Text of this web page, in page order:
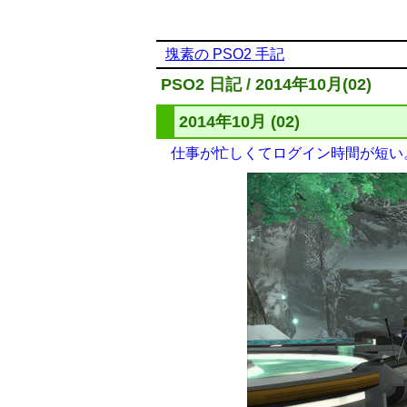
塊素の PSO2 手記
PSO2 日記 / 2014年10月(02)
2014年10月 (02)
仕事が忙しくてログイン時間が短い